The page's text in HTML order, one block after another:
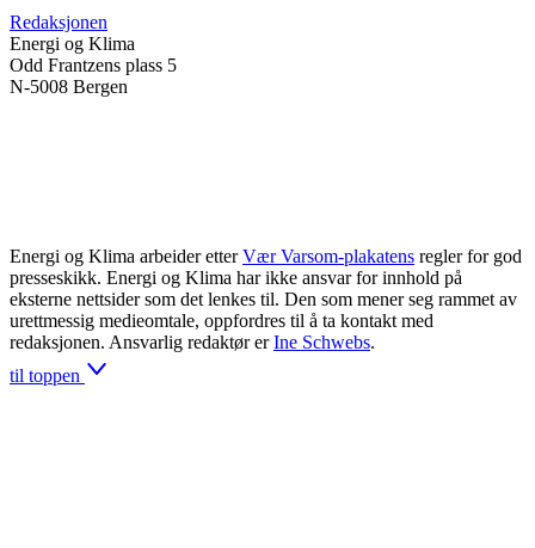
Redaksjonen
Energi og Klima
Odd Frantzens plass 5
N-5008 Bergen
Energi og Klima arbeider etter Vær Varsom-plakatens regler for god
presseskikk. Energi og Klima har ikke ansvar for innhold på
eksterne nettsider som det lenkes til. Den som mener seg rammet av
urettmessig medieomtale, oppfordres til å ta kontakt med
redaksjonen. Ansvarlig redaktør er Ine Schwebs.
til toppen